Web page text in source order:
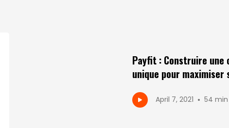
Payfit : Construire
unique pour maximiser
April 7, 2021 • 54 min